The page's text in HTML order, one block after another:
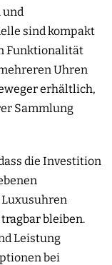
und
sind kompakt
Funktionalität
Uhren
erhältlich,
Sammlung
die Investition
Luxusuhren
bleiben.
Leistung
bei